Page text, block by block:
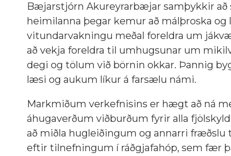
Bæjarstjórn Akureyrarbæjar samþykkir
heimilanna þegar kemur að málþroska
vitundarvakningu meðal foreldra um
að vekja foreldra til umhugsunar um
degi og tölum við börnin okkar. Þannig
læsi og aukum líkur á farsælu námi.
Markmiðum verkefnisins er hægt að ná
áhugaverðum viðburðum fyrir alla
að miðla hugleiðingum og annarri fræðslu
eftir tilnefningum í ráðgjafahóp, sem fær